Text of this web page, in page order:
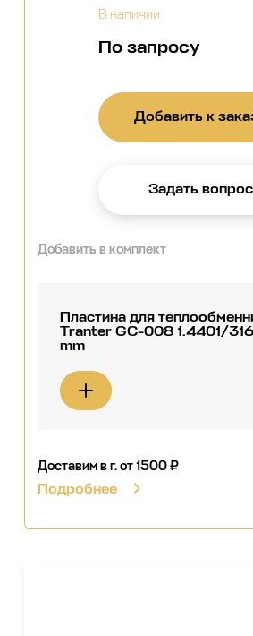
В наличии
По запросу
Добавить к
Задать вопрос
Добавить в комплект
Пластина для
Tranter GC-008 1.4401/
mm
Доставим в г.от 1500 ₽
Подробнее